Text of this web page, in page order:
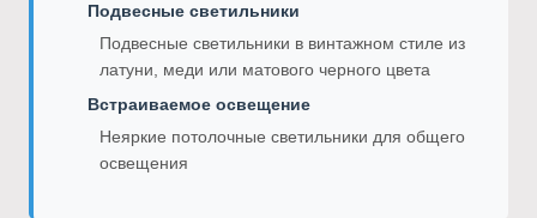
Подвесные светильники
Подвесные светильники в винтажном стиле из
латуни, меди или матового черного цвета
Встраиваемое освещение
Неяркие потолочные светильники для общего
освещения